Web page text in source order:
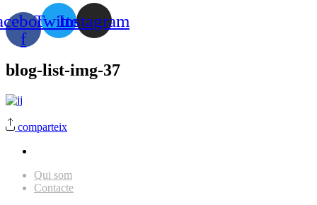
f
TwitterInstagram
blog-list-img-37
comparteix
Qui som
Contacte